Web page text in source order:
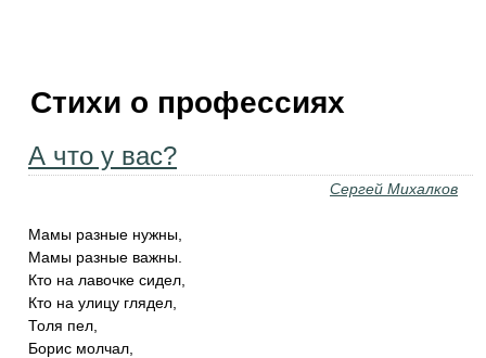
Стихи о профессиях
А что у вас?
Сергей Михалков
Мамы разные нужны,
Мамы разные важны.
Кто на лавочке сидел,
Кто на улицу глядел,
Толя пел,
Борис молчал,